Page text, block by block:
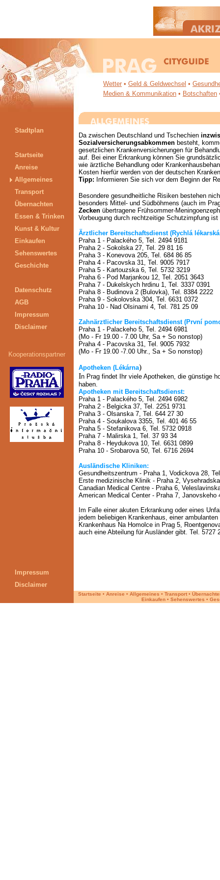
Wetter • Geld & Geldwechsel •
Medien & Kommunikation • Botschaften
Stadtplan
Startseite
Anreise
Allgemeines
Transport
Übernachten
Essen & Trinken
Kunst & Kultur
Einkaufen
Sehenswertes
Geschichte
Datenschutz
AGB
Impressum
Disclaimer
Kooperationspartner
Impressum
Disclaimer
Da zwischen Deutschland und Tschechien
Sozialversicherungsabkommen besteht,
gesetzlichen Krankenversicherungen für
auf. Bei einer Erkrankung können Sie
wie ärztliche Behandlung oder
Kosten hierfür werden von der deutschen
Tipp: Informieren Sie sich vor dem Beginn der
Besondere gesundheitliche Risiken bestehen
besonders Mittel- und Südböhmens (auch im
Zecken übertragene Frühsommer-
Vorbeugung durch rechtzeitige Schutzimpfung
Ärztlicher Bereitschaftsdienst (Rychlá
Praha 1 - Palackého 5, Tel. 2494 9181
Praha 2 - Sokolska 27, Tel. 29 81 16
Praha 3 - Konevova 205, Tel. 684 86 85
Praha 4 - Pacovska 31, Tel. 9005 7917
Praha 5 - Kartouzska 6, Tel. 5732 3219
Praha 6 - Pod Marjankou 12, Tel. 2051 3643
Praha 7 - Dukelskych hrdinu 1, Tel. 3337 0391
Praha 8 - Budinova 2 (Bulovka), Tel. 8384 2222
Praha 9 - Sokolovska 304, Tel. 6631 0372
Praha 10 - Nad Olsinami 4, Tel. 781 25 09
Zahnärztlicher Bereitschaftsdienst (První
Praha 1 - Palackeho 5, Tel. 2494 6981
(Mo - Fr 19.00 - 7.00 Uhr, Sa + So nonstop)
Praha 4 - Pacovska 31, Tel. 9005 7932
(Mo - Fr 19.00 -7.00 Uhr., Sa + So nonstop)
Apotheken (Lékárna)
In Prag findet Ihr viele Apotheken, die günstige
haben.
Apotheken mit Bereitschaftsdienst:
Praha 1 - Palackého 5, Tel. 2494 6982
Praha 2 - Belgicka 37, Tel. 2251 9731
Praha 3 - Olsanska 7, Tel. 644 27 30
Praha 4 - Soukalova 3355, Tel. 401 46 55
Praha 5 - Stefanikova 6, Tel. 5732 0918
Praha 7 - Malirska 1, Tel. 37 93 34
Praha 8 - Heydukova 10, Tel. 6631 0899
Praha 10 - Srobarova 50, Tel. 6716 2694
Ausländische Kliniken:
Gesundheitszentrum - Praha 1, Vodickova 28,
Erste medizinische Klinik - Praha 2,
Canadian Medical Centre - Praha 6,
American Medical Center - Praha 7, Janovskeho
Im Falle einer akuten Erkrankung oder eines
jedem beliebigen Krankenhaus, einer
Krankenhaus Na Homolce in Prag 5,
auch eine Abteilung für Ausländer gibt. Tel. 5727
Startseite • Anreise • Allgemeines • Transport •
Einkaufen• Sehenswertes •